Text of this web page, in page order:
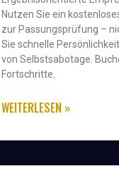
Nutzen Sie ein
zur Passungsprüfung –
Sie schnelle
von Selbstsabotage.
Fortschritte.
WEITERLESEN »